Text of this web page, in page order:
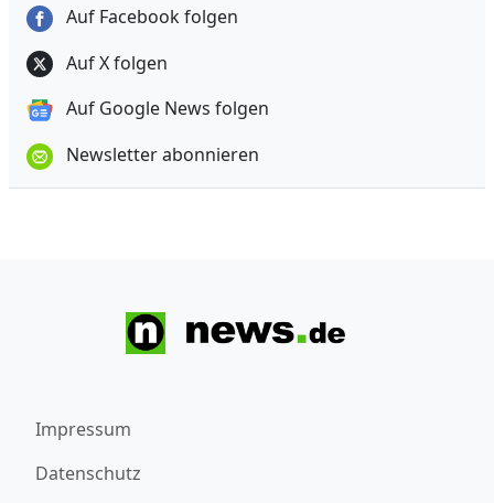
Auf Facebook folgen
Auf X folgen
Auf Google News folgen
Newsletter abonnieren
Impressum
Datenschutz